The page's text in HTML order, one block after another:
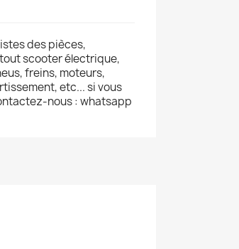
des pièces,
scooter électrique,
freins, moteurs,
etc... si vous
nous : whatsapp